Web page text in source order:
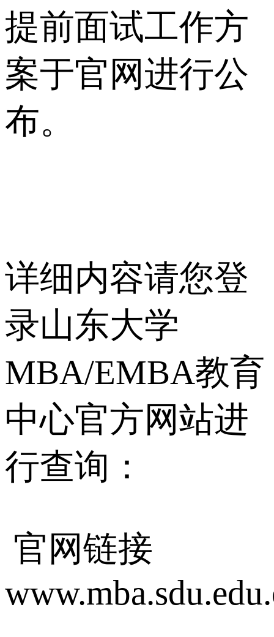
提前面试工作方
案于官网进行公
布。
详细内容请您登
录山东大学
MBA/EMBA教育
中心官方网站进
行查询：
官网链接